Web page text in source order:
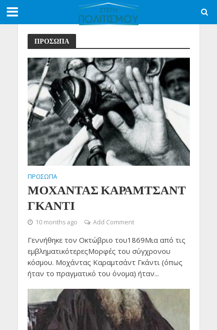
ΠΡΟΣΩΠΑ
ΠΡΟΣΩΠΑ
ΜΟΧΑΝΤΑΣ ΚΑΡΑΜΤΣΑΝΤ
ΓΚΑΝΤΙ
10 months ago Add Comment
Γεννήθηκε τον Οκτώβριο του1869Μια από τις
εμβληματικότερεςΜορφές του σύγχρονου
κόσμου. Μοχάντας Καραμτσάντ Γκάντι (όπως
ήταν το πραγματικό του όνομα) ήταν...